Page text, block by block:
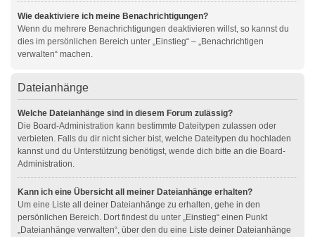
Wie deaktiviere ich meine Benachrichtigungen?
Wenn du mehrere Benachrichtigungen deaktivieren willst, so kannst du
dies im persönlichen Bereich unter „Einstieg“ – „Benachrichtigen
verwalten“ machen.
Dateianhänge
Welche Dateianhänge sind in diesem Forum zulässig?
Die Board-Administration kann bestimmte Dateitypen zulassen oder
verbieten. Falls du dir nicht sicher bist, welche Dateitypen du hochladen
kannst und du Unterstützung benötigst, wende dich bitte an die Board-
Administration.
Kann ich eine Übersicht all meiner Dateianhänge erhalten?
Um eine Liste all deiner Dateianhänge zu erhalten, gehe in den
persönlichen Bereich. Dort findest du unter „Einstieg“ einen Punkt
„Dateianhänge verwalten“, über den du eine Liste deiner Dateianhänge